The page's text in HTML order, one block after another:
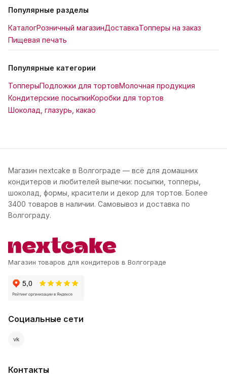
Популярные разделы
КаталогРозничный магазинДоставкаТопперы на заказ
Пищевая печать
Популярные категории
ТопперыПодложки для тортовМолочная продукция
Кондитерские посыпкиКоробки для тортов
Шоколад, глазурь, какао
Магазин nextcake в Волгограде — всё для домашних
кондитеров и любителей выпечки: посыпки, топперы,
шоколад, формы, красители и декор для тортов. Более
3400 товаров в наличии. Самовывоз и доставка по
Волгограду.
Магазин товаров для кондитеров в Волгограде
Социальные сети
vk
Контакты